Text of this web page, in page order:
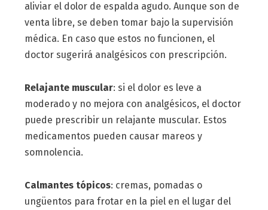
aliviar el dolor de espalda agudo. Aunque son de
venta libre, se deben tomar bajo la supervisión
médica. En caso que estos no funcionen, el
doctor sugerirá analgésicos con prescripción.
Relajante muscular: si el dolor es leve a
moderado y no mejora con analgésicos, el doctor
puede prescribir un relajante muscular. Estos
medicamentos pueden causar mareos y
somnolencia.
Calmantes tópicos: cremas, pomadas o
ungüentos para frotar en la piel en el lugar del